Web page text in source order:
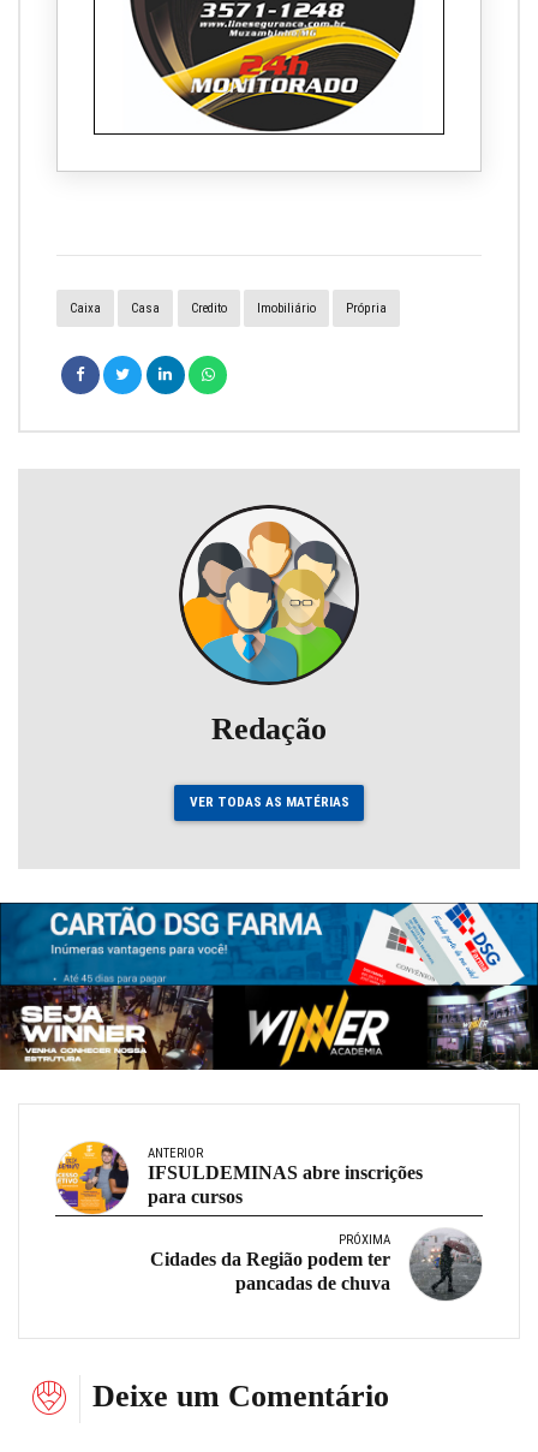
Caixa Casa Credito Imobiliário Própria
Redação
VER TODAS AS MATÉRIAS
ANTERIOR
IFSULDEMINAS abre inscrições
para cursos
PRÓXIMA
Cidades da Região podem ter
pancadas de chuva
Deixe um Comentário